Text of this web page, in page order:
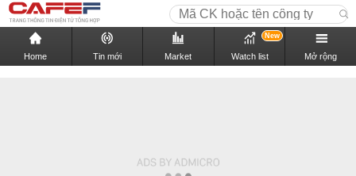
Home Tin mới Market Watch list
New
Mở rộng